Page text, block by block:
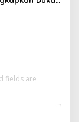
fields are